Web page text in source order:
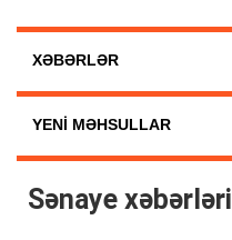
XƏBƏRLƏR
YENI MƏHSULLAR
Sənaye xəbərləri